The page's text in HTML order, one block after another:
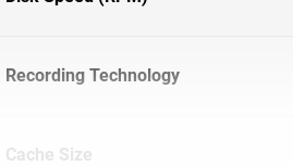
Recording Technology
Cache Size